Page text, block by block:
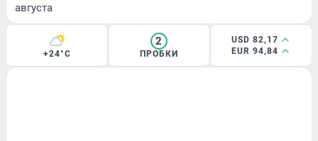
августа
+24°C
2
ПРОБКИ
USD 82,17
EUR 94,84